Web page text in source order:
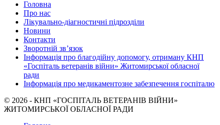
Головна
Про нас
Лікувально-діагностичні підрозділи
Новини
Контакти
Зворотній зв’язок
Інформація про благодійну допомогу, отриману КНП
«Госпіталь ветеранів війни» Житомирської обласної
ради
Інформація про медикаментозне забезпечення госпіталю
© 2026 - КНП «ГОСПІТАЛЬ ВЕТЕРАНІВ ВІЙНИ»
ЖИТОМИРСЬКОЇ ОБЛАСНОЇ РАДИ